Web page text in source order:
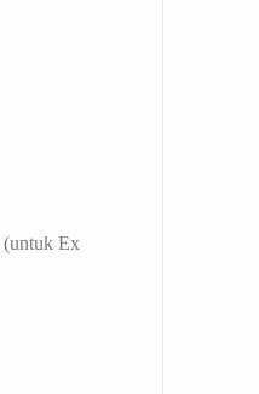
(untuk Ex